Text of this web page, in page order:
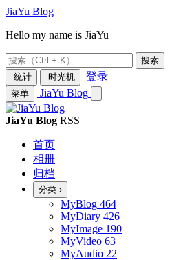
JiaYu Blog
Hello my name is JiaYu
搜索
统计
时光机 登录
菜单 JiaYu Blog
JiaYu Blog RSS
首页
相册
归档
分类 ›
MyBlog 464
MyDiary 426
MyImage 190
MyVideo 63
MyAudio 22